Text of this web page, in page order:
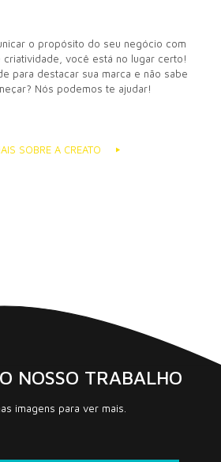
o propósito do seu negócio com
criatividade, você está no lugar certo!
para destacar sua marca e não sabe
Nós podemos te ajudar!
SOBRE A CREATO
NOSSO TRABALHO
imagens para ver mais.